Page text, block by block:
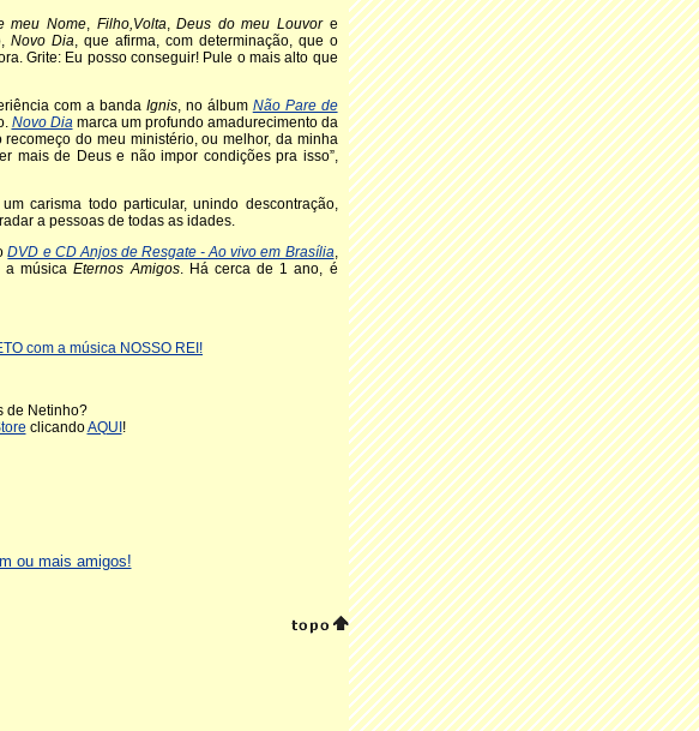
meu Nome, Filho,Volta,Deus do meu Louvore
Novo Dia, que afirma, com determinação, que o
Grite: Eu posso conseguir! Pule o mais alto que
com a bandaIgnis, no álbum Não Pare de
Novo Diamarca um profundo amadurecimento da
do meu ministério, ou melhor, da minha
mais de Deus e não impor condições pra isso”,
carisma todo particular, unindo descontração,
a pessoas de todas as idades.
DVD e CD Anjos de Resgate - Ao vivo em Brasília,
a músicaEternos Amigos. Há cerca de 1 ano, é
com a música NOSSO REI!
de Netinho?
clicandoAQUI !
ou mais amigos!